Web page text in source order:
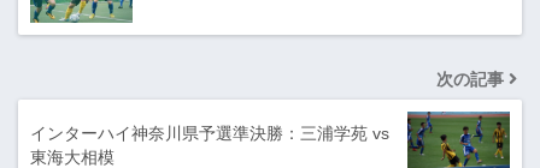
次の記事
インターハイ神奈川県予選準決勝：三浦学苑 vs
東海大相模